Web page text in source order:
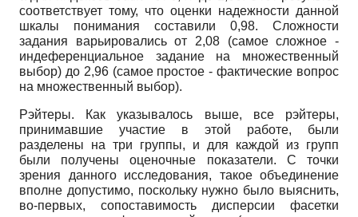
соответствует тому, что оценки надежности данной
шкалы понимания составили 0,98. Сложности
задания варьировались от 2,08 (самое сложное -
индеференциальное задание на множественный
выбор) до 2,96 (самое простое - фактические вопрос
на множественный выбор).
Рэйтеры. Как указывалось выше, все рэйтеры,
принимавшие участие в этой работе, были
разделены на три группы, и для каждой из групп
были получены оценочные показатели. С точки
зрения данного исследования, такое объединение
вполне допустимо, поскольку нужно было выяснить,
во-первых, сопоставимость дисперсии фасетки